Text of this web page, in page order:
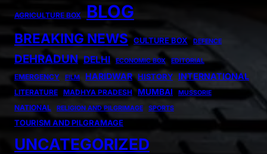
AGRICULTURE BOX BLOG
BREAKING NEWS CULTURE BOX DEFENCE
DEHRADUN DELHI ECONOMIC BOX EDITORIAL
EMERGENCY FILM HARIDWAR HISTORY INTERNATIONAL
LITERATURE MADHYA PRADESH MUMBAI MUSSORIE
NATIONAL RELIGION AND PILGRIMAGE SPORTS
TOURISM AND PILGRAMAGE
UNCATEGORIZED